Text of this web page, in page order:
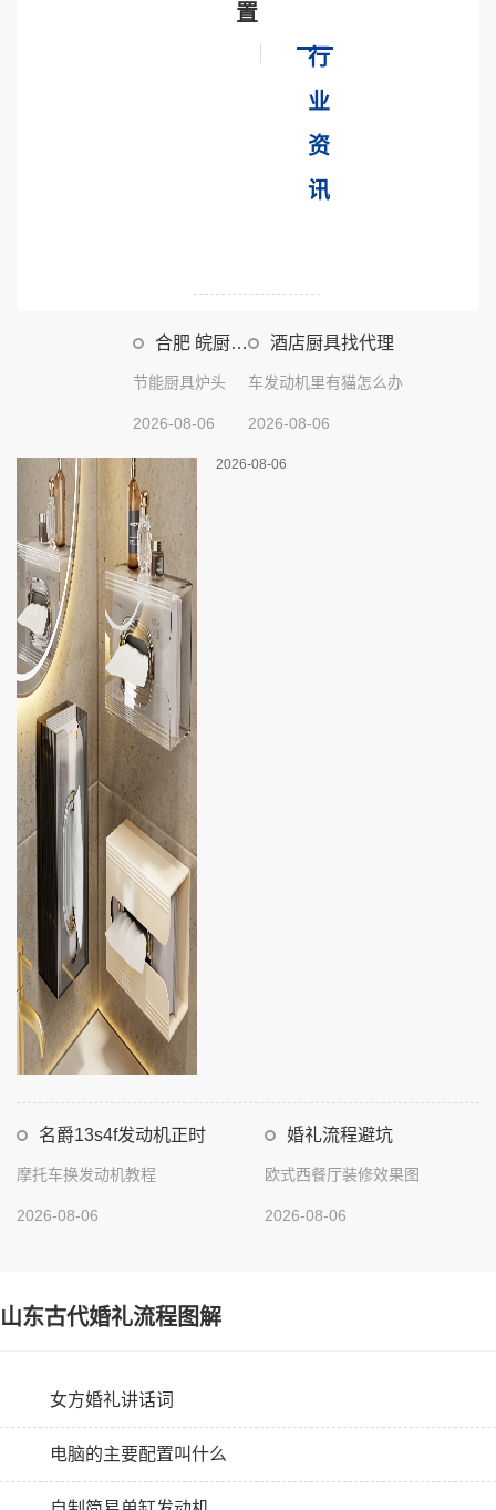
置
行
业
资
讯
合肥 皖厨具
节能厨具炉头
2026-08-06
酒店厨具找代理
车发动机里有猫怎么办
2026-08-06
2026-08-06
名爵13s4f发动机正时
摩托车换发动机教程
2026-08-06
婚礼流程避坑
欧式西餐厅装修效果图
2026-08-06
山东古代婚礼流程图解
女方婚礼讲话词
电脑的主要配置叫什么